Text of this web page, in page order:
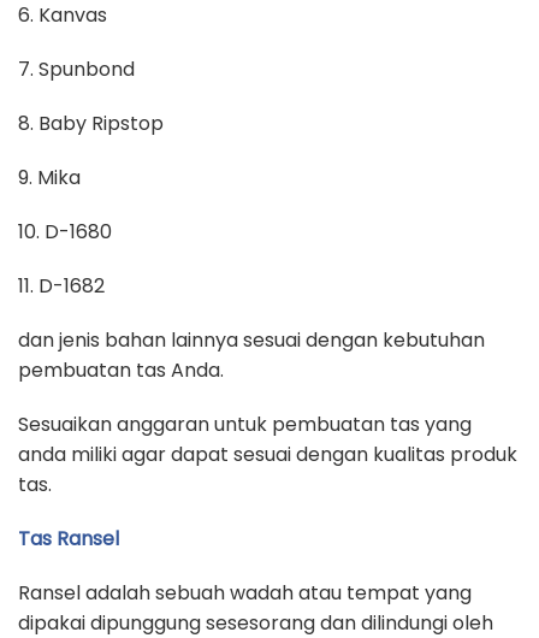
6. Kanvas
7. Spunbond
8. Baby Ripstop
9. Mika
10. D-1680
11. D-1682
dan jenis bahan lainnya sesuai dengan kebutuhan
pembuatan tas Anda.
Sesuaikan anggaran untuk pembuatan tas yang
anda miliki agar dapat sesuai dengan kualitas produk
tas.
Tas Ransel
Ransel adalah sebuah wadah atau tempat yang
dipakai dipunggung sesesorang dan dilindungi oleh